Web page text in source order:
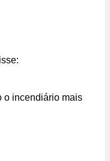
o incendiário mais